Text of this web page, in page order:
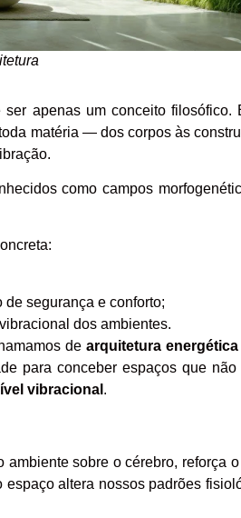
apenas um conceito filosófico.
matéria — dos corpos às
como campos
segurança e conforto;
dos ambientes.
dearquitetura energética
para conceber espaços que não
vibracional .
sobre o cérebro, reforça
altera nossos padrões